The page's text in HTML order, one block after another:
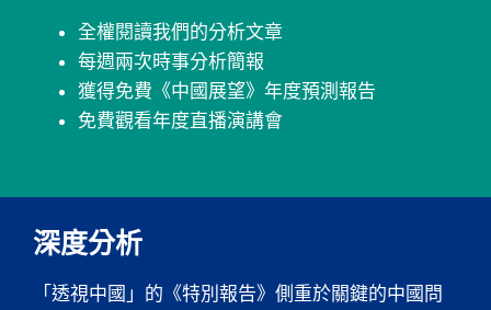
全權閱讀我們的分析文章
每週兩次時事分析簡報
獲得免費《中國展望》年度預測報告
免費觀看年度直播演講會
深度分析
「透視中國」的《特別報告》側重於關鍵的中國問